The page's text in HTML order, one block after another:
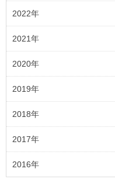
2022年
2021年
2020年
2019年
2018年
2017年
2016年